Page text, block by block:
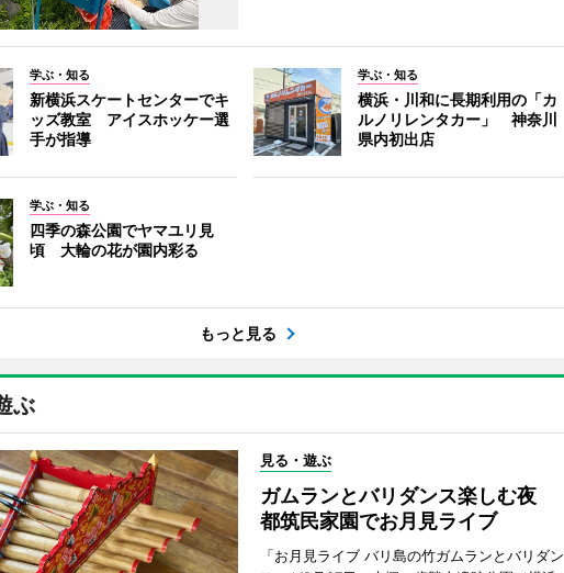
学ぶ・知る
新横浜スケートセンターでキ
ッズ教室 アイスホッケー選
手が指導
学ぶ・知る
横浜・川和に長期利用の「カ
ルノリレンタカー」 神奈川
県内初出店
学ぶ・知る
四季の森公園でヤマユリ見
頃 大輪の花が園内彩る
もっと見る
ぶ
見る・遊ぶ
ガムランとバリダンス楽しむ夜
都筑民家園でお月見ライブ
「お月見ライブ バリ島の竹ガムランとバリダン